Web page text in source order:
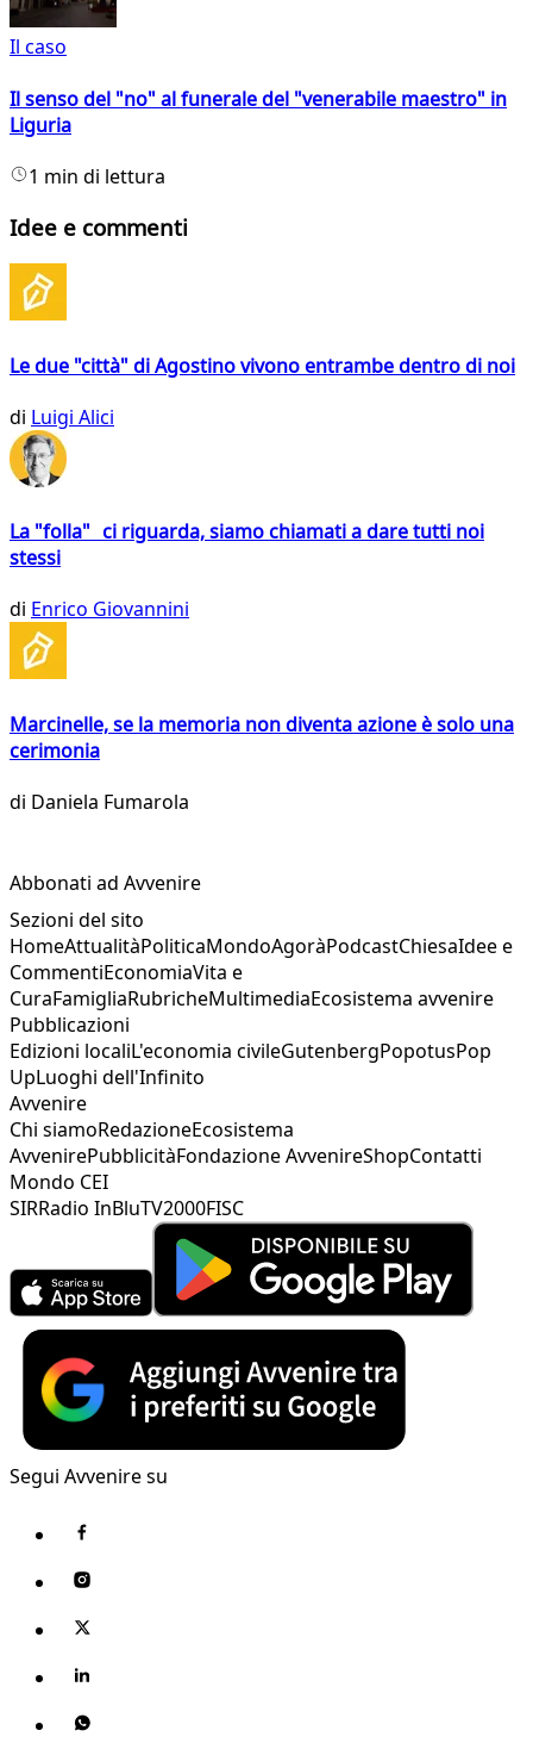
Il caso
Il senso del "no" al funerale del "venerabile maestro" in
Liguria
1 min di lettura
Idee e commenti
Le due "città" di Agostino vivono entrambe dentro di noi
di Luigi Alici
La "folla" ci riguarda, siamo chiamati a dare tutti noi
stessi
di Enrico Giovannini
Marcinelle, se la memoria non diventa azione è solo una
cerimonia
di Daniela Fumarola
Abbonati ad Avvenire
Sezioni del sito
HomeAttualitàPoliticaMondoAgoràPodcastChiesaIdee e
CommentiEconomiaVita e
CuraFamigliaRubricheMultimediaEcosistema avvenire
Pubblicazioni
Edizioni localiL'economia civileGutenbergPopotusPop
UpLuoghi dell'Infinito
Avvenire
Chi siamoRedazioneEcosistema
AvvenirePubblicitàFondazione AvvenireShopContatti
Mondo CEI
SIRRadio InBluTV2000FISC
Segui Avvenire su